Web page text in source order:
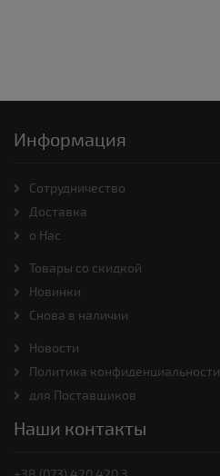
Информация
Cотрудничество
Доставка
о Нас
Товары со скидкой
Новинки
Снова в наличии
Новости
Политика конфиденциальности
для Поставщиков
Наши контакты